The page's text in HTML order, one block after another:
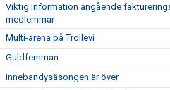
Viktig information angående
medlemmar
Multi-arena på Trollevi
Guldfemman
Innebandysäsongen är över